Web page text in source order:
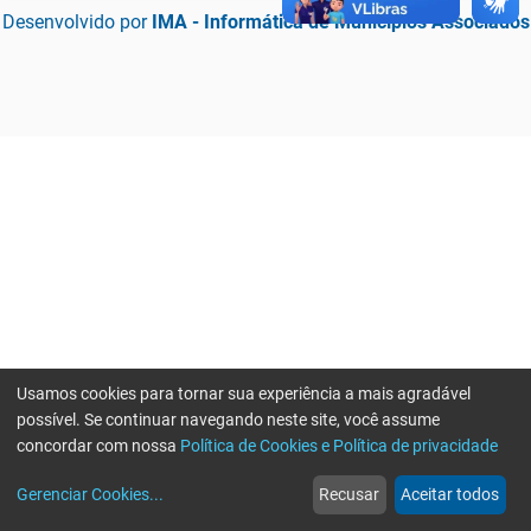
Desenvolvido por IMA - Informática de Municípios Associados
web
Notícias
more_horiz
Mais
Usamos cookies para tornar sua experiência a mais agradável
possível. Se continuar navegando neste site, você assume
concordar com nossa Política de Cookies e Política de privacidade
Gerenciar Cookies... Recusar Aceitar todos
Erro ao enviar informações, por favor tente novamente